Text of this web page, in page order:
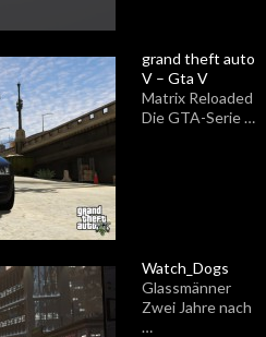
grand theft auto
V – Gta V
Matrix Reloaded
Die GTA-Serie …
Watch_Dogs
Glassmänner
Zwei Jahre nach
…